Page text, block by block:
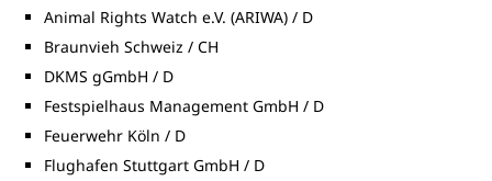
Animal Rights Watch e.V. (ARIWA) / D
Braunvieh Schweiz / CH
DKMS gGmbH / D
Festspielhaus Management GmbH / D
Feuerwehr Köln / D
Flughafen Stuttgart GmbH / D